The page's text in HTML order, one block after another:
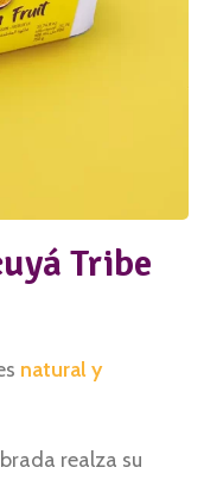
Tribe
natural y
realza su